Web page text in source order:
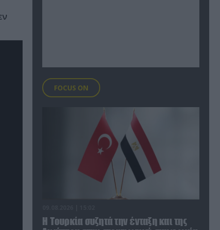
FOCUS ON
Η Τουρκία συζητά την ένταξη και της